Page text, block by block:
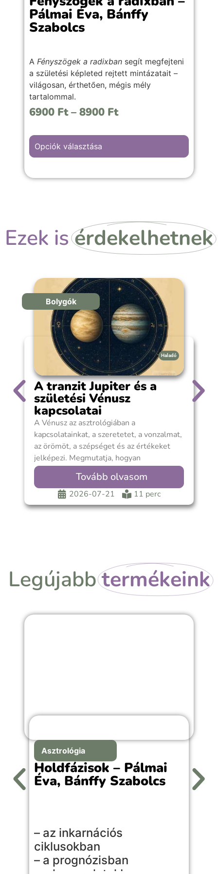
Pálmai Éva, Bánffy
Szabolcs
A Fényszögek a radixban segít megfejteni
a születési képleted rejtett mintázatait –
világosan, érthetően, mégis mély
tartalommal.
6900 Ft – 8900 Ft
Opciók választása
Ezek is érdekelhetnek
Bolygók
Haladó
A tranzit Jupiter és a
születési Vénusz
kapcsolatai
A Vénusz az asztrológiában a
kapcsolatainkat, a szeretetet, a vonzalmat,
az örömöt, a szépséget és az értékeket
jelképezi. Megmutatja, hogyan
kapcsolódunk másokhoz, mit tartunk
értékesnek, Tovább olvasom
2026-07-21 11 perc
Legújabbtermékeink
Asztrológia
Holdfázisok – Pálmai
Éva, Bánffy Szabolcs
– az inkarnációs
ciklusokban
– a prognózisban